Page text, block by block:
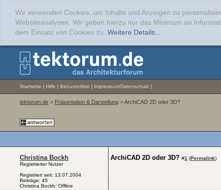
Wir verwenden Cookies, um Inhalte und Anzeigen zu
Websiteanalysen. Wir geben hierzu nur das Minimum an
dem Einsatz von Cookies zu. Weitere Details...
Startseite | Hilfe | Benutzerliste | Impressum/Datenschutz |
tektorum.de > Präsentation & Darstellung > ArchiCAD 2D oder 3D?
Christina Bockh
Registrierter Nutzer
Registriert seit: 13.07.2004
Beiträge: 45
Christina Bockh: Offline
ArchiCAD 2D oder 3D? #1 (Permalink)